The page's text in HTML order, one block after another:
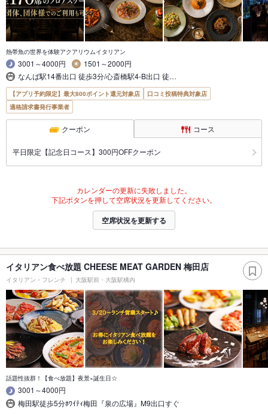
熱帯魚の世界を体験アクアリウムイタリアン
3001～4000円
1501～2000円
なんば駅14番出口 徒歩3分/心斎橋駅4-B出口 徒…
【アプリ予約限定】最大800ポイント還元対象店
口コミ投稿特典対象店
適格請求書発行事業者
クーポン コース
平日限定【記念日コース】300円OFFクーポン
カレンダーの更新に失敗しました。
下記ボタンを押して空席状況を更新してください。
空席状況を更新する
イタリアン食べ放題 CHEESE MEAT GARDEN 梅田店
イタリアン・フレンチ 大阪駅前・大阪駅構内
話題性抜群！【食べ放題】夜景×誕生日☆
3001～4000円
梅田駅徒歩5分ﾎﾜｲﾃｨ梅田『泉の広場』M9出口すぐ